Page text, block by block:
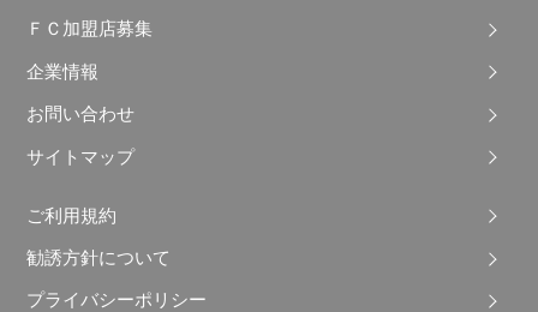
ＦＣ加盟店募集
企業情報
お問い合わせ
サイトマップ
ご利用規約
勧誘方針について
プライバシーポリシー